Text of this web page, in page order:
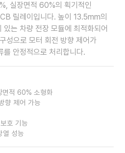
실장면적 60%의 획기적인
릴레이입니다. 높이 13.5mm의
는 차량 전장 모듈에 최적화되어
성으로 모터 회전 방향 제어가
안정적으로 처리합니다.
면적 60% 소형화
향 제어 가능
호 기능
열 성능